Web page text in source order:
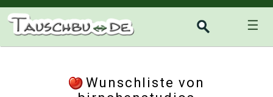
☰
Wunschliste von